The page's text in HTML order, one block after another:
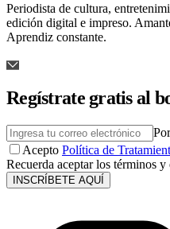
Periodista de cultura,
edición digital e impreso.
Aprendiz constante.
Regístrate gratis al
Acepto Política de
Recuerda aceptar los términos
INSCRÍBETE AQUÍ